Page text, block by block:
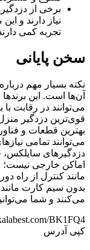
برخی از
نیاز دارند و
تجربه کمی
سخن پایانی
نکته بسیار مهم
آن‌ها است. این
می‌توانند در رقابت
قوی‌ترین دزدگیر منزل
بهترین قطعات و
می‌توانند تمامی
دزدگیرهای سایلکس،
اماکن خارجی نیست؛
مانند کنترل از راه
بدون سیم کارت مانند
می‌کنند و شما
BK1FQ4
کپی آدرس